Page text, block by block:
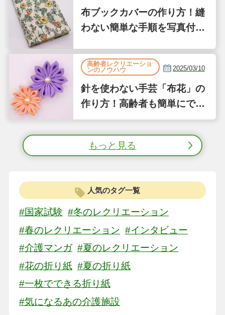
布ブックカバーの作り方！縫
わない簡単な手順を写真付き
高齢者レクリエーショ
ンのノウハウ
2025/03/10
針を使わない手芸「布花」の
作り方！高齢者も簡単にでき
る縫わない工作①
もっと見る
人気のタグ一覧
#国家試験 #冬のレクリエーション
#春のレクリエーション #インタビュー
#介護マンガ #夏のレクリエーション
#花の折り紙 #夏の折り紙
#一枚でできる折り紙
#気になるあの介護施設